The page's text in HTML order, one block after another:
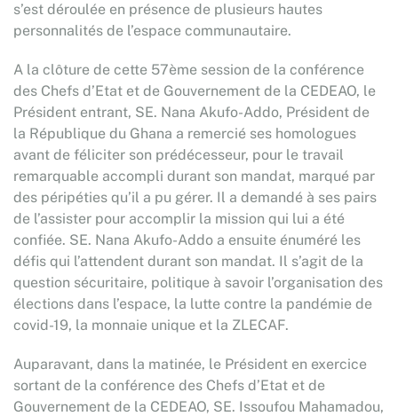
s’est déroulée en présence de plusieurs hautes
personnalités de l’espace communautaire.
A la clôture de cette 57ème session de la conférence
des Chefs d’Etat et de Gouvernement de la CEDEAO, le
Président entrant, SE. Nana Akufo-Addo, Président de
la République du Ghana a remercié ses homologues
avant de féliciter son prédécesseur, pour le travail
remarquable accompli durant son mandat, marqué par
des péripéties qu’il a pu gérer. Il a demandé à ses pairs
de l’assister pour accomplir la mission qui lui a été
confiée. SE. Nana Akufo-Addo a ensuite énuméré les
défis qui l’attendent durant son mandat. Il s’agit de la
question sécuritaire, politique à savoir l’organisation des
élections dans l’espace, la lutte contre la pandémie de
covid-19, la monnaie unique et la ZLECAF.
Auparavant, dans la matinée, le Président en exercice
sortant de la conférence des Chefs d’Etat et de
Gouvernement de la CEDEAO, SE. Issoufou Mahamadou,